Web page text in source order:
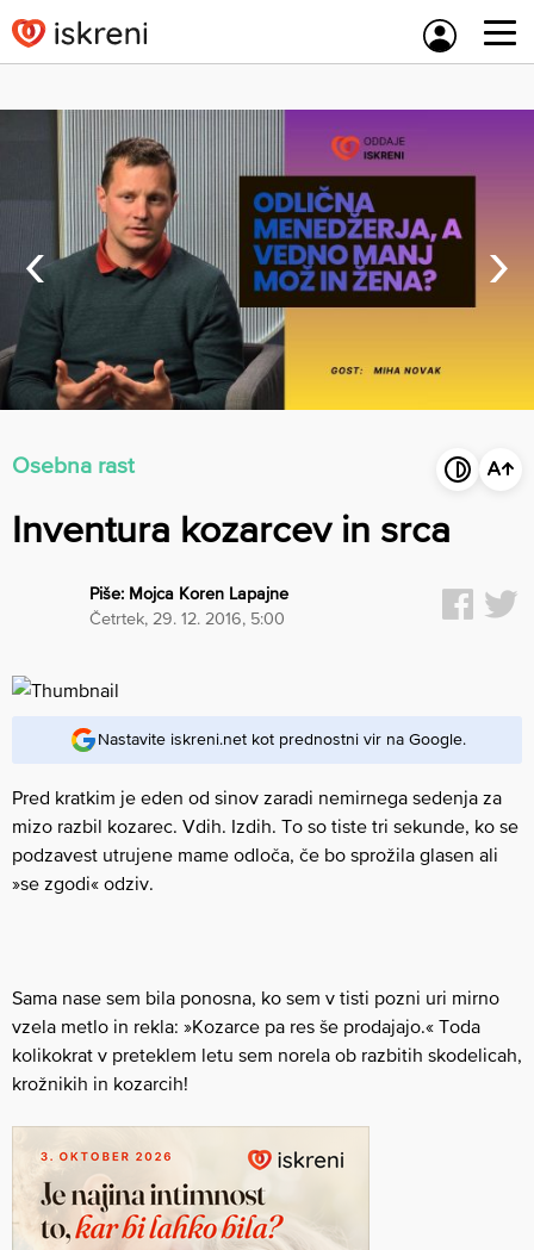
to
content
‹ ›
Osebna rast
Inventura kozarcev in srca
Piše: Mojca Koren Lapajne
četrtek, 29. 12. 2016, 5:00
Nastavite iskreni.net kot prednostni vir na Google.
Pred kratkim je eden od sinov zaradi nemirnega sedenja za
mizo razbil kozarec. Vdih. Izdih. To so tiste tri sekunde, ko se
podzavest utrujene mame odloča, če bo sprožila glasen ali
»se zgodi« odziv.
Sama nase sem bila ponosna, ko sem v tisti pozni uri mirno
vzela metlo in rekla: »Kozarce pa res še prodajajo.« Toda
kolikokrat v preteklem letu sem norela ob razbitih skodelicah,
krožnikih in kozarcih!